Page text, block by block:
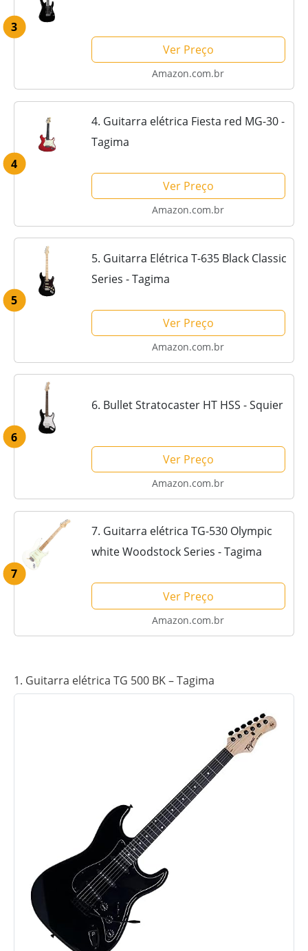
3
Ver Preço
Amazon.com.br
4
4. Guitarra elétrica Fiesta red MG-30 -
Tagima
Ver Preço
Amazon.com.br
5
5. Guitarra Elétrica T-635 Black Classic
Series - Tagima
Ver Preço
Amazon.com.br
6
6. Bullet Stratocaster HT HSS - Squier
Ver Preço
Amazon.com.br
7
7. Guitarra elétrica TG-530 Olympic
white Woodstock Series - Tagima
Ver Preço
Amazon.com.br
1. Guitarra elétrica TG 500 BK – Tagima